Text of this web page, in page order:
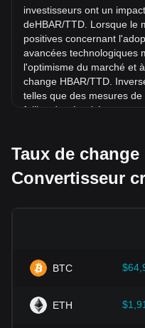
taux de change de
rapport à Dollar de Trinité-
investisseurs ont un
deHBAR/TTD. Lorsque le
positives concernant
avancées technologiques
l'optimisme du marché et
change HBAR/TTD.
telles que des mesures
failles de sécurité,
Environnement
réglementations
réglementations claires et
faire grimper leur valeur.
réglementaires vagues
valeur.
Taux de
Convertisseur
BTC
ETH